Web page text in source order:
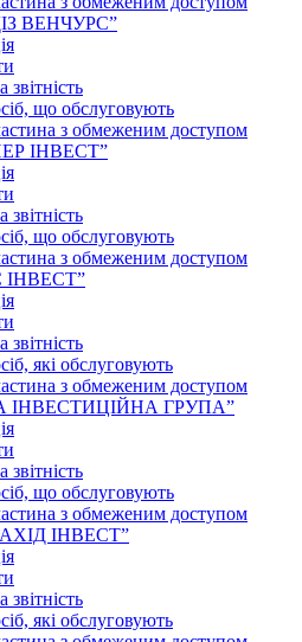
ВЕНЧУРС”
звітність
що обслуговують
з обмеженим доступом
ІНВЕСТ”
звітність
що обслуговують
з обмеженим доступом
звітність
які обслуговують
з обмеженим доступом
ІНВЕСТИЦІЙНА ГРУПА”
звітність
що обслуговують
з обмеженим доступом
ІНВЕСТ”
звітність
які обслуговують